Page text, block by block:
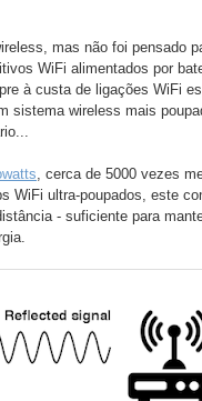
mas não foi pensado
WiFi alimentados por
à custa de ligações WiFi
sistema wireless mais
, cerca de 5000 vezes
WiFi ultra-poupados, este
- suficiente para